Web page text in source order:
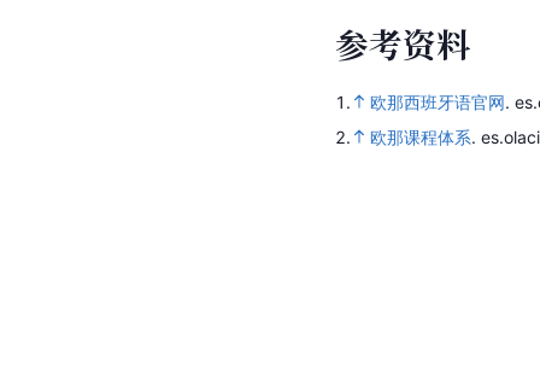
参考资料
1. 欧那西班牙语官网.
2.
欧那课程体系.